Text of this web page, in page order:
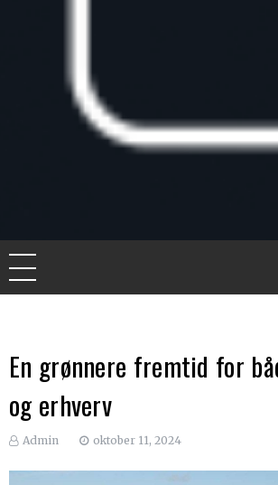
En grønnere fremtid for
og erhverv
Admin oktober 11, 2024